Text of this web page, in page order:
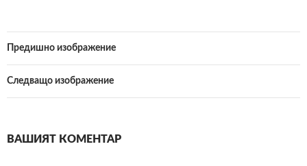
Предишно изображение
Следващо изображение
ВАШИЯТ КОМЕНТАР